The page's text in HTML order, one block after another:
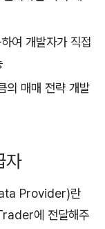
여 개발자가 직접
매매 전략 개발
자
Provider)란
에 전달해주